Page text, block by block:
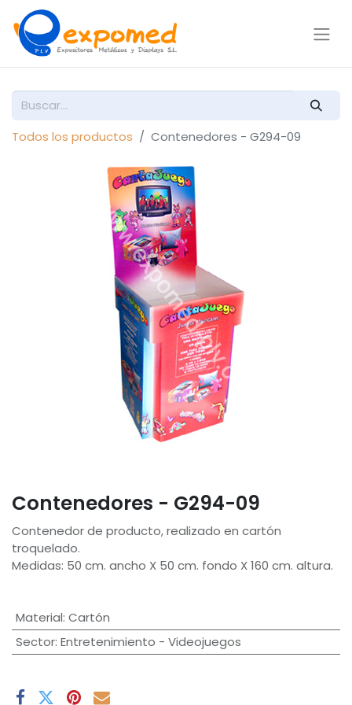
Todos los productos Contenedores - G294-09
Contenedores - G294-09
Contenedor de producto, realizado en cartón
troquelado.
Medidas: 50 cm. ancho X 50 cm. fondo X 160 cm. altura.
Material: Cartón
Sector: Entretenimiento - Videojuegos